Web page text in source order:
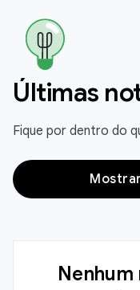
Últimas
Fique por dentro do